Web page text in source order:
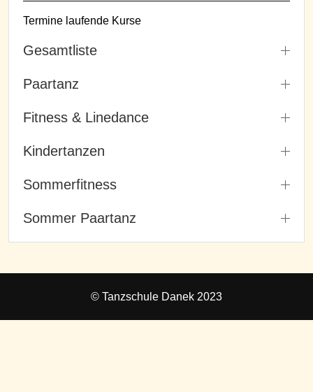
Termine laufende Kurse
Gesamtliste
Paartanz
Fitness & Linedance
Kindertanzen
Sommerfitness
Sommer Paartanz
© Tanzschule Danek 2023